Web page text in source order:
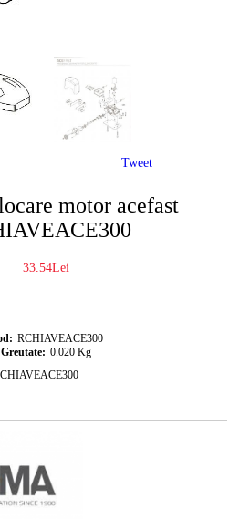
motor acefast
33.54Lei
RCHIAVEACE300
Greutate: 0.020 Kg
Tweet